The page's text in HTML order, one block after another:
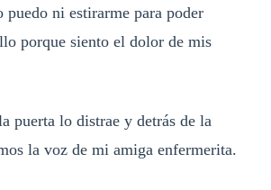
puedo ni estirarme para poder
porque siento el dolor de mis
puerta lo distrae y detrás de la
la voz de mi amiga enfermerita.